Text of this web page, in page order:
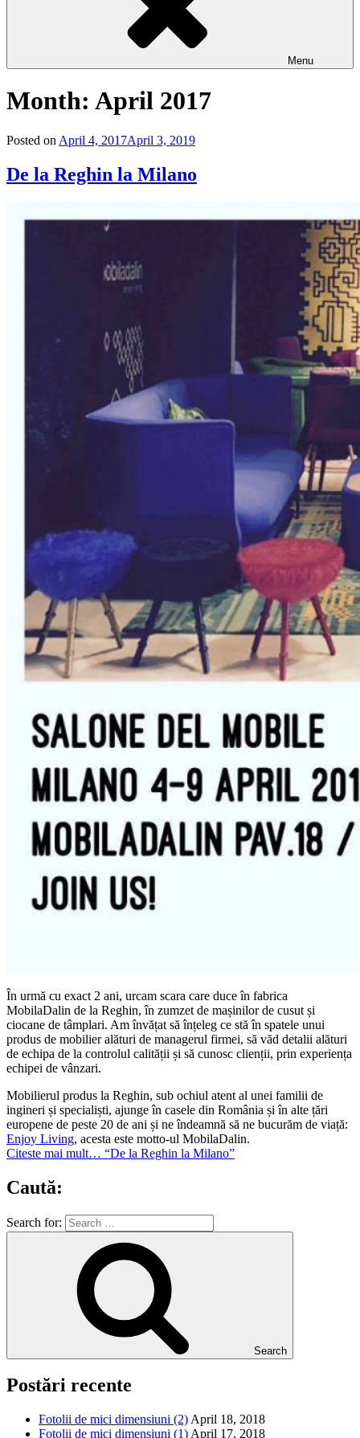
Menu
Month: April 2017
Posted on April 4, 2017April 3, 2019
De la Reghin la Milano
În urmă cu exact 2 ani, urcam scara care duce în fabrica
MobilaDalin de la Reghin, în zumzet de mașinilor de cusut și
ciocane de tâmplari. Am învățat să înțeleg ce stă în spatele unui
produs de mobilier alături de managerul firmei, să văd detalii alături
de echipa de la controlul calității și să cunosc clienții, prin experiența
echipei de vânzari.
Mobilierul produs la Reghin, sub ochiul atent al unei familii de
ingineri și specialiști, ajunge în casele din România și în alte țări
europene de peste 20 de ani și ne îndeamnă să ne bucurăm de viață:
Enjoy Living, acesta este motto-ul MobilaDalin.
Citeste mai mult… “De la Reghin la Milano”
Caută:
Search for:
Search
Postări recente
Fotolii de mici dimensiuni (2) April 18, 2018
Fotolii de mici dimensiuni (1) April 17, 2018